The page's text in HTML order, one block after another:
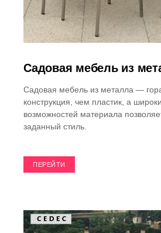
Садовая мебель из
Cадовая мебель из металла —
конструкция, чем пластик, а
возможностей материала
заданный стиль.
ПЕРЕЙТИ